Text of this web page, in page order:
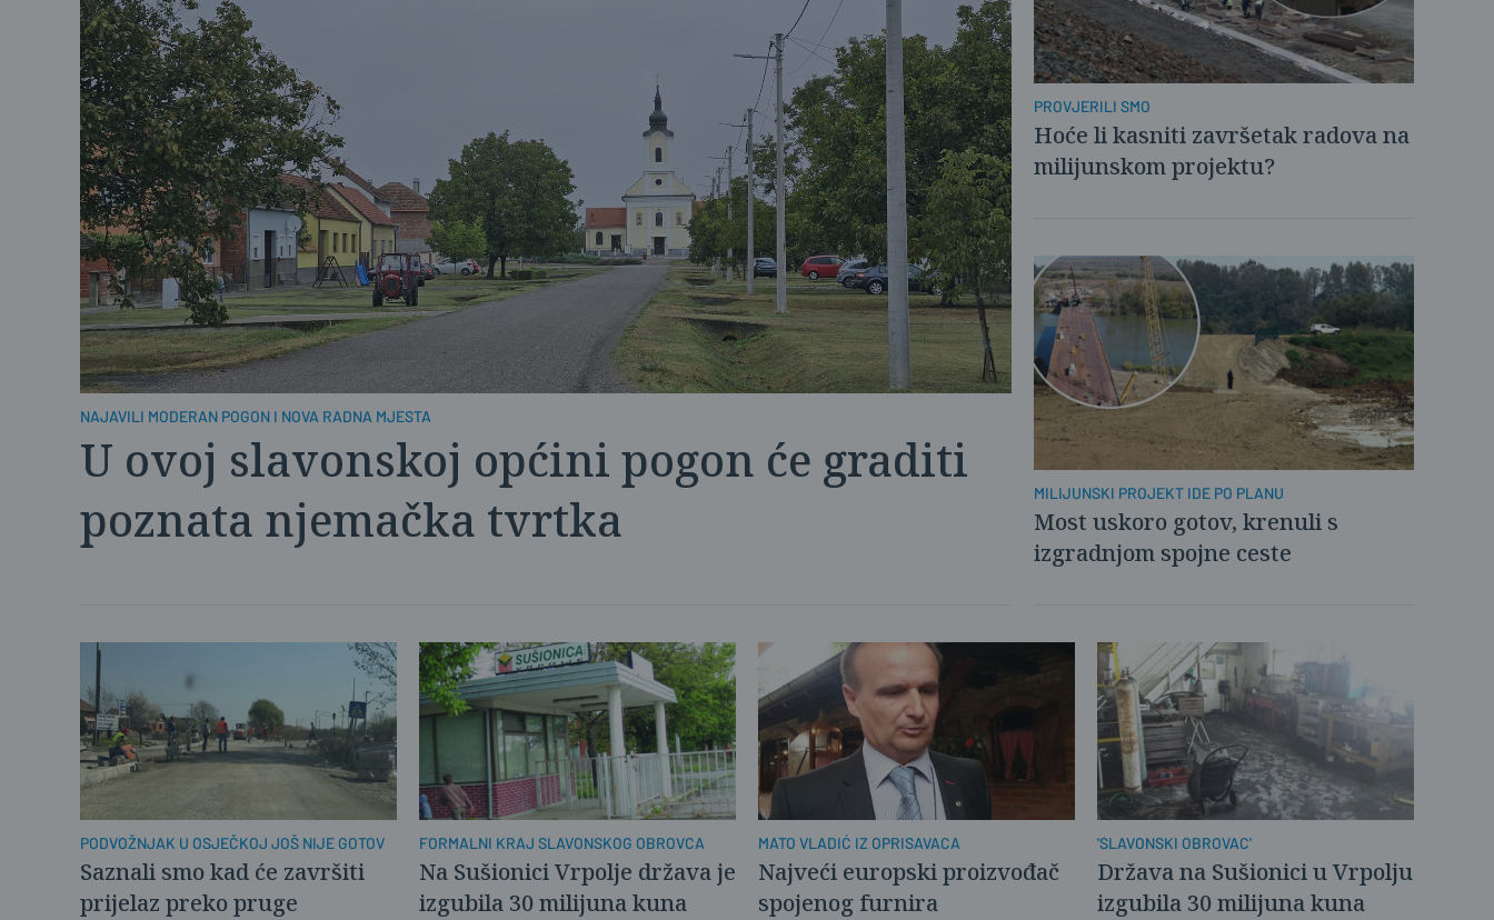
NAJAVILI MODERAN POGON I NOVA RADNA MJESTA
U ovoj slavonskoj općini pogon će graditi
poznata njemačka tvrtka
PROVJERILI SMO
Hoće li kasniti završetak radova na
milijunskom projektu?
MILIJUNSKI PROJEKT IDE PO PLANU
Most uskoro gotov, krenuli s
izgradnjom spojne ceste
PODVOŽNJAK U OSJEČKOJ JOŠ NIJE GOTOV
Saznali smo kad će završiti
prijelaz preko pruge
FORMALNI KRAJ SLAVONSKOG OBROVCA
Na Sušionici Vrpolje država je
izgubila 30 milijuna kuna
MATO VLADIĆ IZ OPRISAVACA
Najveći europski proizvođač
spojenog furnira
'SLAVONSKI OBROVAC'
Država na Sušionici u Vrpolju
izgubila 30 milijuna kuna